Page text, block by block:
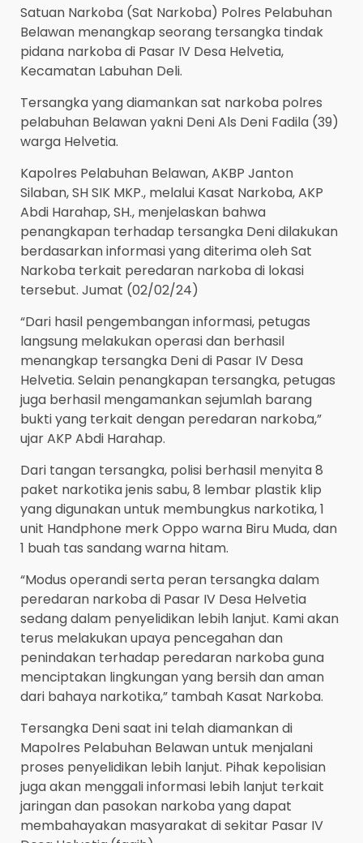
Satuan Narkoba (Sat Narkoba) Polres Pelabuhan
Belawan menangkap seorang tersangka tindak
pidana narkoba di Pasar IV Desa Helvetia,
Kecamatan Labuhan Deli.
Tersangka yang diamankan sat narkoba polres
pelabuhan Belawan yakni Deni Als Deni Fadila (39)
warga Helvetia.
Kapolres Pelabuhan Belawan, AKBP Janton
Silaban, SH SIK MKP., melalui Kasat Narkoba, AKP
Abdi Harahap, SH., menjelaskan bahwa
penangkapan terhadap tersangka Deni dilakukan
berdasarkan informasi yang diterima oleh Sat
Narkoba terkait peredaran narkoba di lokasi
tersebut. Jumat (02/02/24)
“Dari hasil pengembangan informasi, petugas
langsung melakukan operasi dan berhasil
menangkap tersangka Deni di Pasar IV Desa
Helvetia. Selain penangkapan tersangka, petugas
juga berhasil mengamankan sejumlah barang
bukti yang terkait dengan peredaran narkoba,”
ujar AKP Abdi Harahap.
Dari tangan tersangka, polisi berhasil menyita 8
paket narkotika jenis sabu, 8 lembar plastik klip
yang digunakan untuk membungkus narkotika, 1
unit Handphone merk Oppo warna Biru Muda, dan
1 buah tas sandang warna hitam.
“Modus operandi serta peran tersangka dalam
peredaran narkoba di Pasar IV Desa Helvetia
sedang dalam penyelidikan lebih lanjut. Kami akan
terus melakukan upaya pencegahan dan
penindakan terhadap peredaran narkoba guna
menciptakan lingkungan yang bersih dan aman
dari bahaya narkotika,” tambah Kasat Narkoba.
Tersangka Deni saat ini telah diamankan di
Mapolres Pelabuhan Belawan untuk menjalani
proses penyelidikan lebih lanjut. Pihak kepolisian
juga akan menggali informasi lebih lanjut terkait
jaringan dan pasokan narkoba yang dapat
membahayakan masyarakat di sekitar Pasar IV